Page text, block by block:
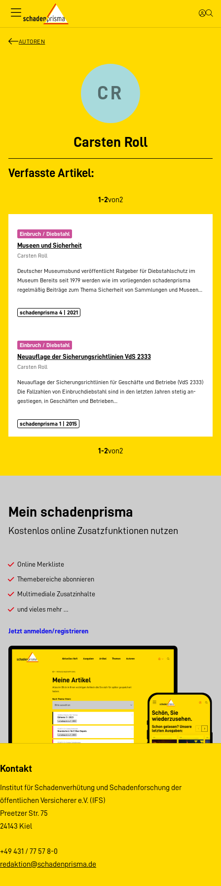
AUTOREN
CR
Carsten Roll
Verfasste Artikel:
1-2von2
Einbruch / Diebstahl
Museen und Sicherheit
Carsten Roll
Deutscher Museumsbund veröffentlicht Ratgeber für Diebstahlschutz im
Museum Bereits seit 1979 werden wie im vorliegenden schadenprisma
regelmäßig Beiträge zum Thema Sicherheit von Sammlungen und Museen…
schadenprisma 4 | 2021
Einbruch / Diebstahl
Neuauflage der Sicherungsrichtlinien VdS 2333
Carsten Roll
Neuauflage der Sicherungsrichtlinien für Geschäfte und Betriebe (VdS 2333)
Die Fallzahlen von Einbruchdiebstahl sind in den letzten Jahren stetig an-
gestiegen, in Geschäften und Betrieben…
schadenprisma 1 | 2015
1-2von2
Mein schadenprisma
Kostenlos online Zusatzfunktionen nutzen
Online Merkliste
Themebereiche abonnieren
Multimediale Zusatzinhalte
und vieles mehr …
Jetzt anmelden/registrieren
Kontakt
Institut für Schadenverhütung und Schadenforschung der
öffentlichen Versicherer e.V. (IFS)
Preetzer Str. 75
24143 Kiel
+49 431 / 77 57 8-0
redaktion@schadenprisma.de